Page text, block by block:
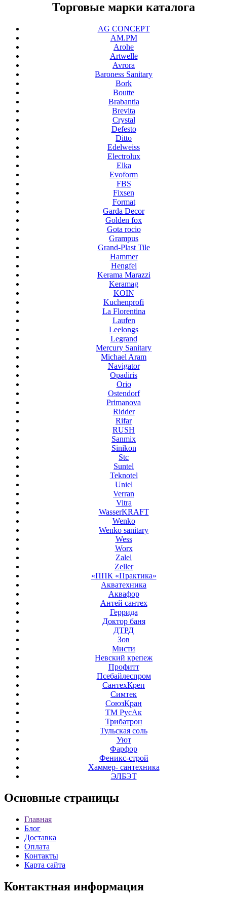
Торговые марки каталога
AG CONCEPT
AM.PM
Arohe
Artwelle
Avrora
Baroness Sanitary
Bork
Boutte
Brabantia
Brevita
Crystal
Defesto
Ditto
Edelweiss
Electrolux
Elka
Evoform
FBS
Fixsen
Format
Garda Decor
Golden fox
Gota rocio
Grampus
Grand-Plast Tile
Hammer
Hengfei
Kerama Marazzi
Keramag
KOIN
Kuchenprofi
La Florentina
Laufen
Leelongs
Legrand
Mercury Sanitary
Michael Aram
Navigator
Opadiris
Orio
Ostendorf
Primanova
Ridder
Rifar
RUSH
Sanmix
Sinikon
Stc
Suntel
Teknotel
Uniel
Verran
Vitra
WasserKRAFT
Wenko
Wenko sanitary
Wess
Worx
Zalel
Zeller
«ППК «Практика»
Акватехника
Аквафор
Антей сантех
Геррида
Доктор баня
ДТРД
Зов
Мисти
Невский крепеж
Профитт
Псебайлеспром
СантехКреп
Симтек
СоюзКран
ТМ РусАк
Трибатрон
Тульская соль
Уют
Фарфор
Феникс-строй
Хаммер- сантехника
ЭЛБЭТ
Основные страницы
Главная
Блог
Доставка
Оплата
Контакты
Карта сайта
Контактная информация